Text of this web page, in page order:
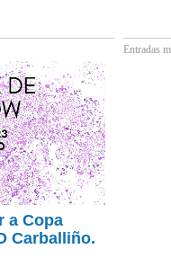
a Copa
Carballiño.
Entradas